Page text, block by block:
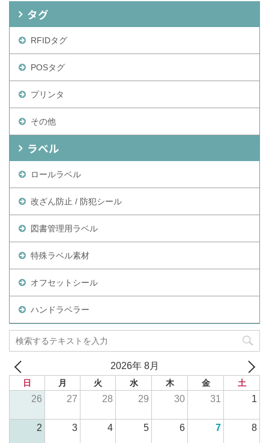
タグ
RFIDタグ
POSタグ
プリンタ
その他
ラベル
ロールラベル
改ざん防止 / 防犯シール
図書管理用ラベル
特殊ラベル素材
オフセットシール
ハンドラベラー
2026年 8月
日 月 火 水 木 金 土
26 27 28 29 30 31 1
2 3 4 5 6 7 8